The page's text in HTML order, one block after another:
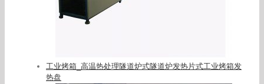
工业烤箱_高温热处理隧道炉式隧道炉发热片式工业烤箱发
热盘